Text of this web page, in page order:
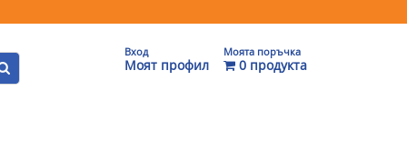
Вход
Моят профил
Моята поръчка
0 продукта